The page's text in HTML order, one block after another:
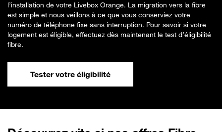
l’installation de votre Livebox Orange. La migration vers la fibre
est simple et nous veillons à ce que vous conserviez votre
numéro de téléphone fixe sans interruption. Pour savoir si votre
logement est éligible, effectuez dès maintenant le test d’éligibilité
fibre.
Tester votre éligibilité